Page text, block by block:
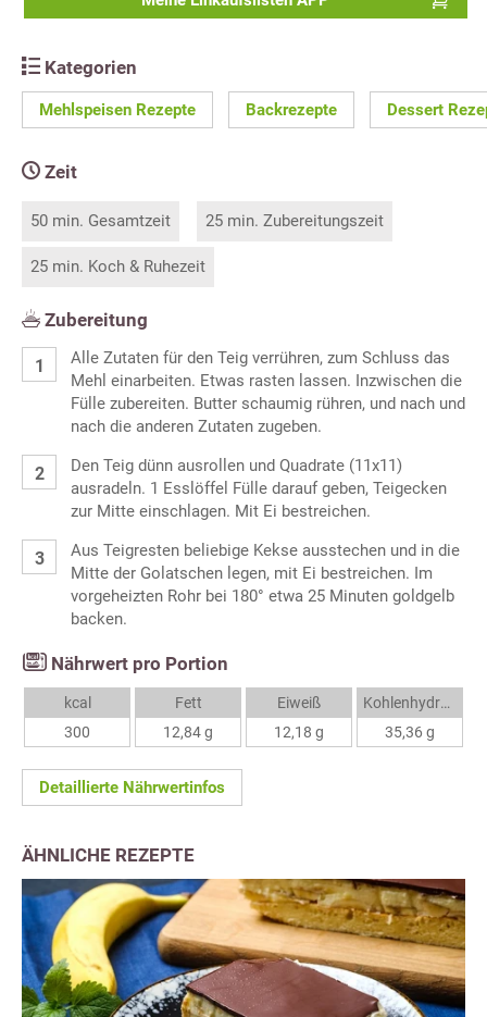
Kategorien
Mehlspeisen Rezepte Backrezepte Dessert
Zeit
50 min. Gesamtzeit 25 min. Zubereitungszeit
25 min. Koch & Ruhezeit
Zubereitung
Alle Zutaten für den Teig verrühren, zum Schluss das
Mehl einarbeiten. Etwas rasten lassen. Inzwischen die
Fülle zubereiten. Butter schaumig rühren, und nach und
nach die anderen Zutaten zugeben.
Den Teig dünn ausrollen und Quadrate (11x11)
ausradeln. 1 Esslöffel Fülle darauf geben, Teigecken
zur Mitte einschlagen. Mit Ei bestreichen.
Aus Teigresten beliebige Kekse ausstechen und in die
Mitte der Golatschen legen, mit Ei bestreichen. Im
vorgeheizten Rohr bei 180° etwa 25 Minuten goldgelb
backen.
Nährwert pro Portion
kcal
300
Fett
12,84 g
Eiweiß
12,18 g
Kohlenhydrate
35,36 g
Detaillierte Nährwertinfos
ÄHNLICHE REZEPTE